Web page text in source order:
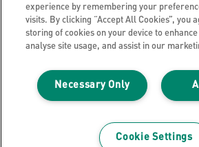
Support client
Guide du recyclage des
Conditions de garantie
Déclarations de conformité
Plan du site
©2026 ACCO Brands
experience by remembering your
visits. By clicking “Accept All Cookies”, you
storing of cookies on your device to
analyse site usage, and assist in our
Necessary Only
Cookie Settings